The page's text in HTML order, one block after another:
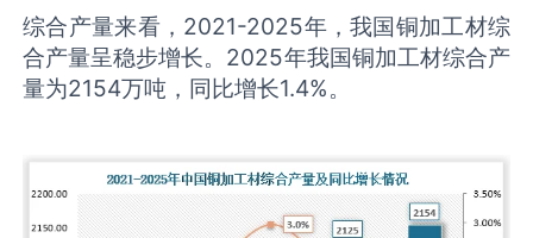
综合产量来看，2021-2025年，我国铜加工材综
合产量呈稳步增长。2025年我国铜加工材综合产
量为2154万吨，同比增长1.4%。